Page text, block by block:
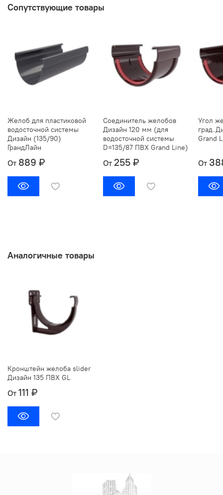
Сопутствующие товары
Желоб для пластиковой
водосточной системы
Дизайн (135/90)
ГрандЛайн
От 889 ₽
Соединитель желобов
Дизайн 120 мм (для
водосточной системы
D=135/87 ПВХ Grand Line)
От 255 ₽
Угол
Grand
От
Аналогичные товары
Кронштейн желоба slider
Дизайн 135 ПВХ GL
От 111 ₽